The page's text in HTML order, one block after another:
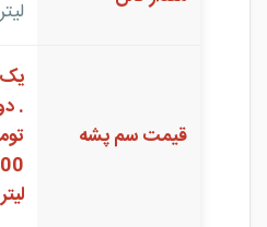
مقدار گالن
قیمت سم پشه